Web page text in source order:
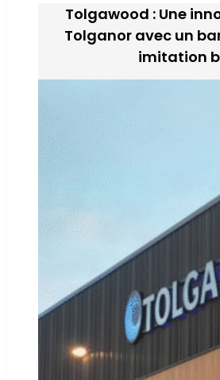
Tolgawood : Une
Tolganor avec un
imitation